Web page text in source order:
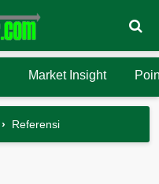
Market Insight
› Referensi